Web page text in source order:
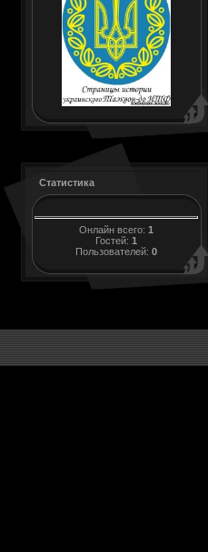
Статистика
Онлайн всего: 1
Гостей: 1
Пользователей: 0